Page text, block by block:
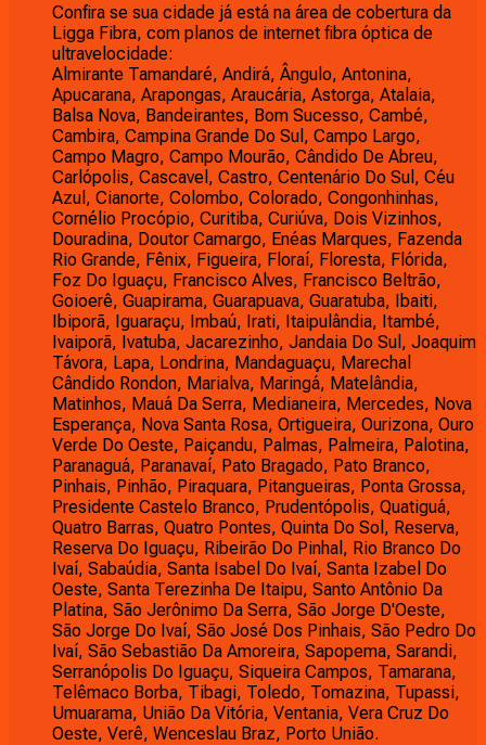
Confira se sua cidade já está na área de cobertura da
Ligga Fibra, com planos de internet fibra óptica de
ultravelocidade:
Almirante Tamandaré, Andirá, Ângulo, Antonina,
Apucarana, Arapongas, Araucária, Astorga, Atalaia,
Balsa Nova, Bandeirantes, Bom Sucesso, Cambé,
Cambira, Campina Grande Do Sul, Campo Largo,
Campo Magro, Campo Mourão, Cândido De Abreu,
Carlópolis, Cascavel, Castro, Centenário Do Sul, Céu
Azul, Cianorte, Colombo, Colorado, Congonhinhas,
Cornélio Procópio, Curitiba, Curiúva, Dois Vizinhos,
Douradina, Doutor Camargo, Enéas Marques, Fazenda
Rio Grande, Fênix, Figueira, Floraí, Floresta, Flórida,
Foz Do Iguaçu, Francisco Alves, Francisco Beltrão,
Goioerê, Guapirama, Guarapuava, Guaratuba, Ibaiti,
Ibiporã, Iguaraçu, Imbaú, Irati, Itaipulândia, Itambé,
Ivaiporã, Ivatuba, Jacarezinho, Jandaia Do Sul, Joaquim
Távora, Lapa, Londrina, Mandaguaçu, Marechal
Cândido Rondon, Marialva, Maringá, Matelândia,
Matinhos, Mauá Da Serra, Medianeira, Mercedes, Nova
Esperança, Nova Santa Rosa, Ortigueira, Ourizona, Ouro
Verde Do Oeste, Paiçandu, Palmas, Palmeira, Palotina,
Paranaguá, Paranavaí, Pato Bragado, Pato Branco,
Pinhais, Pinhão, Piraquara, Pitangueiras, Ponta Grossa,
Presidente Castelo Branco, Prudentópolis, Quatiguá,
Quatro Barras, Quatro Pontes, Quinta Do Sol, Reserva,
Reserva Do Iguaçu, Ribeirão Do Pinhal, Rio Branco Do
Ivaí, Sabaúdia, Santa Isabel Do Ivaí, Santa Izabel Do
Oeste, Santa Terezinha De Itaipu, Santo Antônio Da
Platina, São Jerônimo Da Serra, São Jorge D'Oeste,
São Jorge Do Ivaí, São José Dos Pinhais, São Pedro Do
Ivaí, São Sebastião Da Amoreira, Sapopema, Sarandi,
Serranópolis Do Iguaçu, Siqueira Campos, Tamarana,
Telêmaco Borba, Tibagi, Toledo, Tomazina, Tupassi,
Umuarama, União Da Vitória, Ventania, Vera Cruz Do
Oeste, Verê, Wenceslau Braz, Porto União.